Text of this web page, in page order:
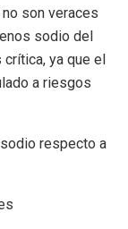
no son veraces
sodio del
ya que el
a riesgos
respecto a